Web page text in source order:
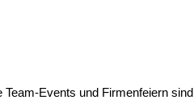
Events und Firmenfeiern sind